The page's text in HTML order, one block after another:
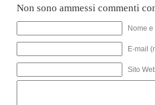
Non sono ammessi commenti
Nome
E-mail
Sito